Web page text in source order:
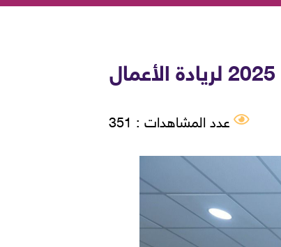
عدد المشاهدات : 351